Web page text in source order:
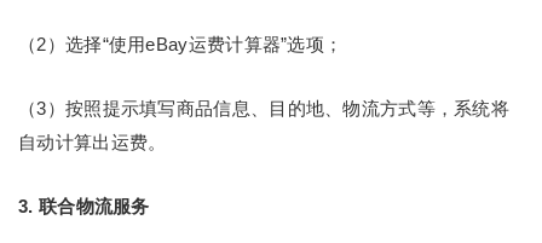
（2）选择“使用eBay运费计算器”选项；
（3）按照提示填写商品信息、目的地、物流方式等，系统将
自动计算出运费。
3. 联合物流服务